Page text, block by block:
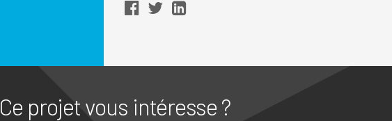
Ce projet vous intéresse ?